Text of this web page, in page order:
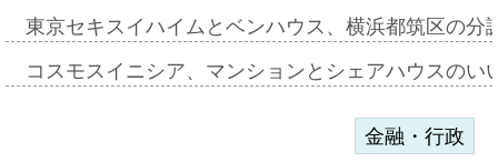
東京セキスイハイムとベンハウス、横浜都筑区の
コスモスイニシア、マンションとシェアハウスの
金融・行政